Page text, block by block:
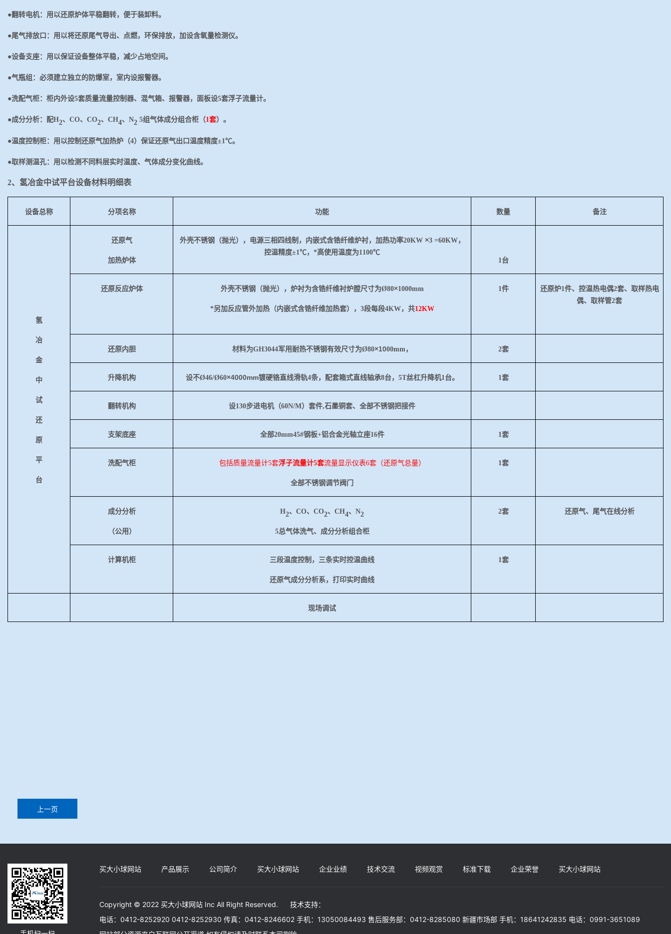
●翻转电机：用以还原炉体平稳翻转，便于装卸料。
●尾气排放口：用以将还原尾气导出、点燃，环保排放，加设含氧量检测仪。
●设备支座：用以保证设备整体平稳，减少占地空间。
●气瓶组：必须建立独立的防爆室，室内设报警器。
●洗配气柜：柜内外设5套质量流量控制器、混气箱、报警器，面板设5套浮子流量计。
●成分分析：配H2、 CO、CO2、 CH4、 N2 5组气体成分组合柜（1套）。
●温度控制柜：用以控制还原气加热炉（4）保证还原气出口温度精度±1℃。
●取样测温孔：用以检测不同料层实时温度、气体成分变化曲线。
2、氢冶金中试平台设备材料明细表
设备总称 分项名称 功能 数量 备注
氢
冶
金
中
试
还
原
平
台
还原气
加热炉体
外壳不锈钢（抛光），电源三相四线制，内嵌式含锆纤维炉衬，加热功率20KW ×3 =60KW，
控温精度±1℃，*高使用温度为1100℃
1台
还原反应炉体 外壳不锈钢（抛光），炉衬为含锆纤维衬炉膛尺寸为Ø80×1000mm
*另加反应管外加热（内嵌式含锆纤维加热套），3段每段4KW，共12KW
1件 还原炉1件、控温热电偶2套、取样热电
偶、取样管2套
还原内胆 材料为GH3044军用耐热不锈钢有效尺寸为Ø80×1000mm， 2套
升降机构 设不Ø46/Ø60×4000mm镀硬铬直线滑轨4条，配套箱式直线轴承8台，5T丝杠升降机1台。 1套
翻转机构 设130步进电机（60N/M）套件,石墨铜套、全部不锈钢把接件
支架底座 全部20mm45#钢板+铝合金光轴立座16件 1套
洗配气柜 包括质量流量计5套浮子流量计5套流量显示仪表6套（还原气总量）
全部不锈钢调节阀门
1套
成分分析
（公用）
H2、 CO、CO2、 CH4、 N2
5总气体洗气、成分分析组合柜
2套 还原气、尾气在线分析
计算机柜 三段温度控制，三条实时控温曲线
还原气成分分析系，打印实时曲线
1套
现场调试
上一页
买大小球网站 产品展示 公司简介 买大小球网站 企业业绩 技术交流 视频观赏 标准下载 企业荣誉 买大小球网站
Copyright © 2022 买大小球网站 Inc All Right Reserved. 技术支持：
电话：0412-8252920 0412-8252930 传真：0412-8246602 手机：13050084493 售后服务部：0412-8285080 新疆市场部 手机：18641242835 电话：0991-3651089